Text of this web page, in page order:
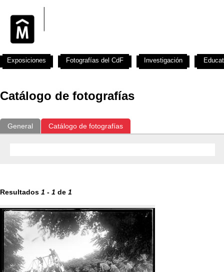
Catálogo de fotografías
General Catálogo de fotografías
Resultados 1 - 1 de 1
Exposiciones Fotografías del CdF Investigación